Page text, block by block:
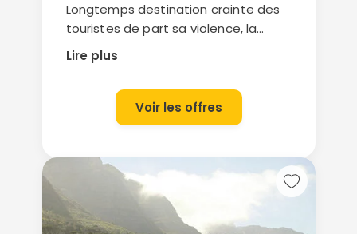
Longtemps destination crainte des
touristes de part sa violence, la
Colombie attire désormais de plus
en plus de touristes avides de
découvrir ce fabuleux pays.
Un voyage en Colombie, seul pays
d’Amérique du Sud à être bordé par
Caraïbes, c’est partir à la
découverte d’une diversité naturelle
exceptionnelle : la forêt tropicale
humide amazonienne près de
Lire plus
Voir les offres